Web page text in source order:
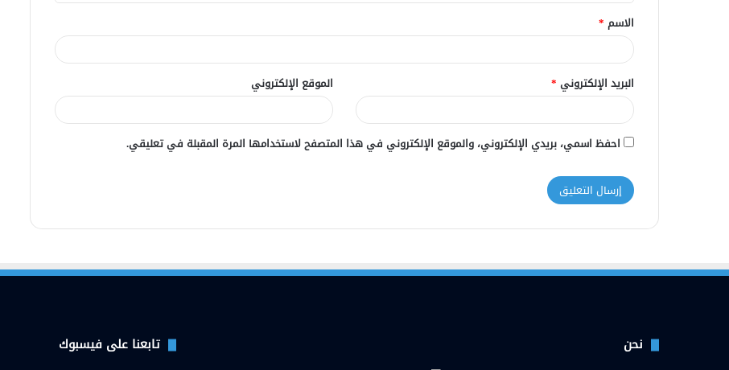
*
الاسم *
البريد الإلكتروني * الموقع الإلكتروني
احفظ اسمي، بريدي الإلكتروني، والموقع الإلكتروني في هذا المتصفح لاستخدامها المرة المقبلة في تعليقي.
نحن تابعنا على فيسبوك